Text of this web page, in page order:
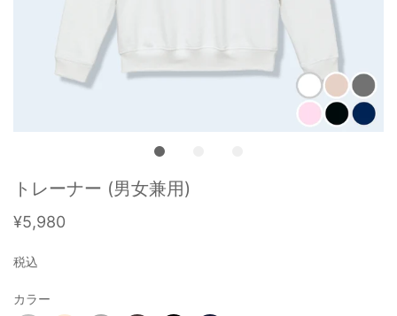
トレーナー (男女兼用)
¥5,980
税込
カラー